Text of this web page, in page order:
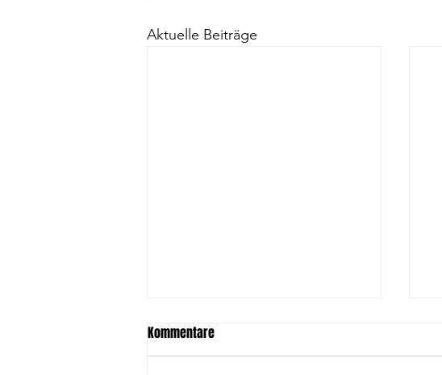
Aktuelle Beiträge
Kommentare